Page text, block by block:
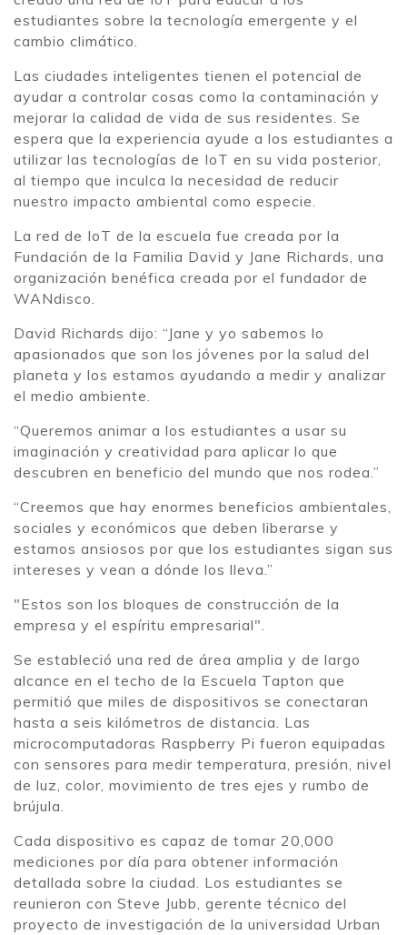
estudiantes sobre la tecnología emergente y el
cambio climático.
Las ciudades inteligentes tienen el potencial de
ayudar a controlar cosas como la contaminación y
mejorar la calidad de vida de sus residentes. Se
espera que la experiencia ayude a los estudiantes a
utilizar las tecnologías de IoT en su vida posterior,
al tiempo que inculca la necesidad de reducir
nuestro impacto ambiental como especie.
La red de IoT de la escuela fue creada por la
Fundación de la Familia David y Jane Richards, una
organización benéfica creada por el fundador de
WANdisco.
David Richards dijo: “Jane y yo sabemos lo
apasionados que son los jóvenes por la salud del
planeta y los estamos ayudando a medir y analizar
el medio ambiente.
“Queremos animar a los estudiantes a usar su
imaginación y creatividad para aplicar lo que
descubren en beneficio del mundo que nos rodea.”
“Creemos que hay enormes beneficios ambientales,
sociales y económicos que deben liberarse y
estamos ansiosos por que los estudiantes sigan sus
intereses y vean a dónde los lleva.”
"Estos son los bloques de construcción de la
empresa y el espíritu empresarial".
Se estableció una red de área amplia y de largo
alcance en el techo de la Escuela Tapton que
permitió que miles de dispositivos se conectaran
hasta a seis kilómetros de distancia. Las
microcomputadoras Raspberry Pi fueron equipadas
con sensores para medir temperatura, presión, nivel
de luz, color, movimiento de tres ejes y rumbo de
brújula.
Cada dispositivo es capaz de tomar 20,000
mediciones por día para obtener información
detallada sobre la ciudad. Los estudiantes se
reunieron con Steve Jubb, gerente técnico del
proyecto de investigación de la universidad Urban